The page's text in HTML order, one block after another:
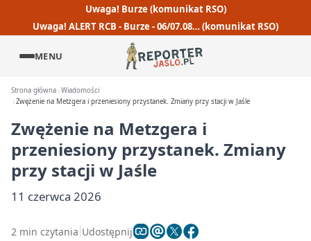
Uwaga! Burze (komunikat RSO)
Uwaga! ALERT RCB - Burze - 06/07.08… (komunikat RSO)
MENU
Strona główna Wiadomości
Zwężenie na Metzgera i przeniesiony przystanek. Zmiany przy stacji w Jaśle
Zwężenie na Metzgera i
przeniesiony przystanek. Zmiany
przy stacji w Jaśle
11 czerwca 2026
2 min czytania Udostępnij